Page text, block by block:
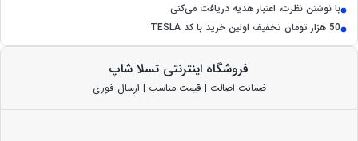
با نوشتن نظرت، اعتبار هدیه دریافت می‌کنی
50 هزار تومان تخفیف اولین خرید با کد TESLA
فروشگاه اینترنتی تسلا شاپ
ضمانت اصالت | قیمت مناسب | ارسال فوری